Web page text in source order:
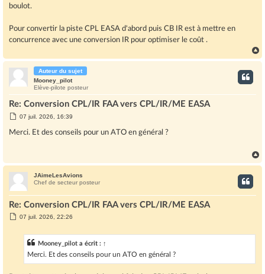
e
boulot.
Pour convertir la piste CPL EASA d'abord puis CB IR est à mettre en
concurrence avec une conversion IR pour optimiser le coût .
a
Auteur du sujet
Mooney_pilot
Elève-pilote posteur
Re: Conversion CPL/IR FAA vers CPL/IR/ME EASA
M
s
s
07 juil. 2026, 16:39
Merci. Et des conseils pour un ATO en général ?
a
JAimeLesAvions
Chef de secteur posteur
Re: Conversion CPL/IR FAA vers CPL/IR/ME EASA
M07 juil. 2026, 22:26
Mooney_pilot a écrit : ↑
Merci. Et des conseils pour un ATO en général ?